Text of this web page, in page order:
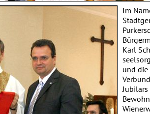
Im
Karl
und die